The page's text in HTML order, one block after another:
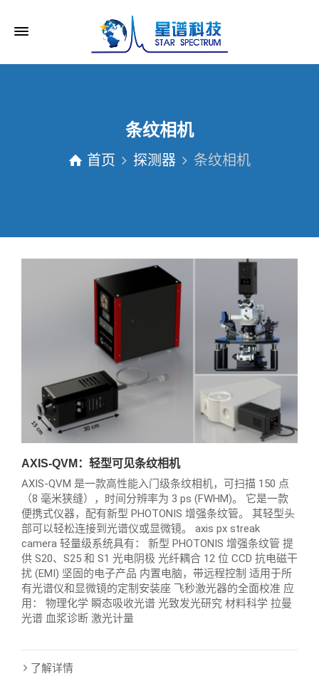
条纹相机
首页 探测器 条纹相机
AXIS-QVM：轻型可见条纹相机
AXIS-QVM 是一款高性能入门级条纹相机，可扫描 150 点
（8 毫米狭缝），时间分辨率为 3 ps (FWHM)。 它是一款
便携式仪器，配有新型 PHOTONIS 增强条纹管。 其轻型头
部可以轻松连接到光谱仪或显微镜。 axis px streak
camera 轻量级系统具有： 新型 PHOTONIS 增强条纹管 提
供 S20、S25 和 S1 光电阴极 光纤耦合 12 位 CCD 抗电磁干
扰 (EMI) 坚固的电子产品 内置电脑，带远程控制 适用于所
有光谱仪和显微镜的定制安装座 飞秒激光器的全面校准 应
用： 物理化学 瞬态吸收光谱 光致发光研究 材料科学 拉曼
光谱 血浆诊断 激光计量
了解详情